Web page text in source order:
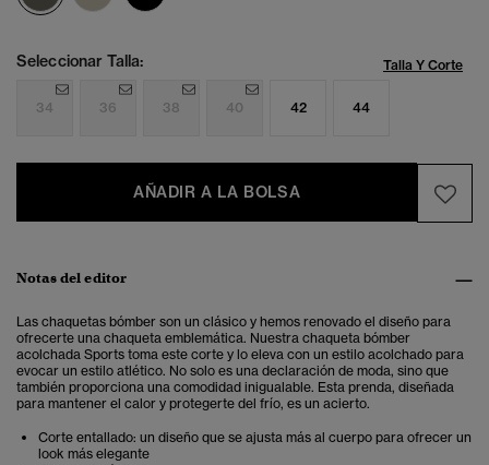
Seleccionar Talla: Talla Y Corte
34 36 38 40 42 44
AÑADIR A LA BOLSA
Notas del editor
Las chaquetas bómber son un clásico y hemos renovado el diseño para
ofrecerte una chaqueta emblemática. Nuestra chaqueta bómber
acolchada Sports toma este corte y lo eleva con un estilo acolchado para
evocar un estilo atlético. No solo es una declaración de moda, sino que
también proporciona una comodidad inigualable. Esta prenda, diseñada
para mantener el calor y protegerte del frío, es un acierto.
Corte entallado: un diseño que se ajusta más al cuerpo para ofrecer un
look más elegante